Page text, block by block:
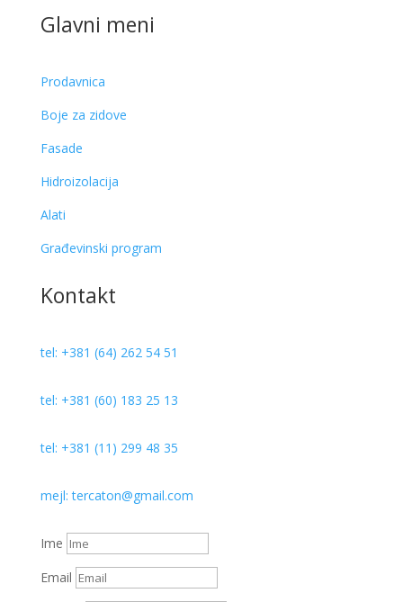
Glavni meni
Prodavnica
Boje za zidove
Fasade
Hidroizolacija
Alati
Građevinski program
Kontakt
tel: +381 (64) 262 54 51
tel: +381 (60) 183 25 13
tel: +381 (11) 299 48 35
mejl: tercaton@gmail.com
Ime
Email